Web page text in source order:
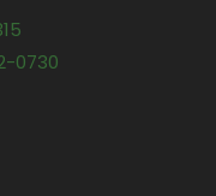
0730